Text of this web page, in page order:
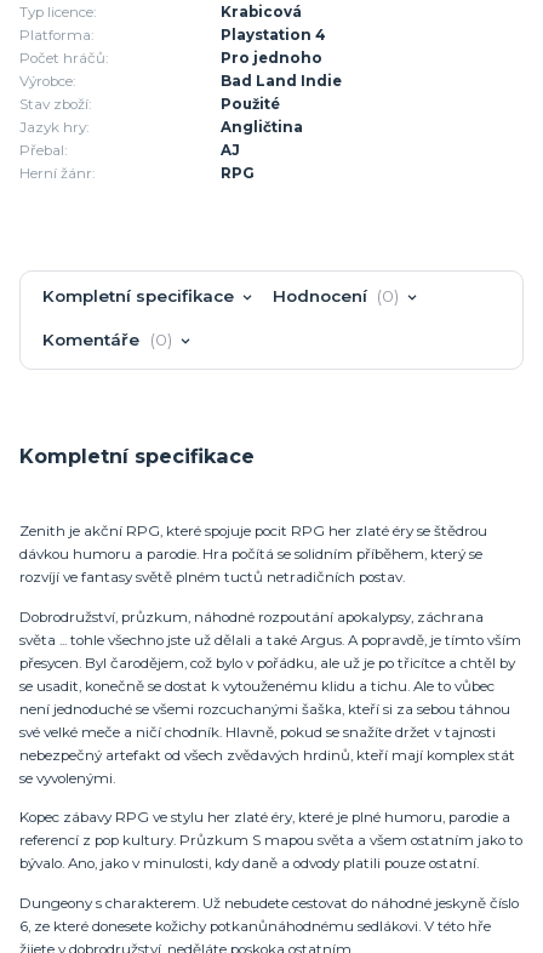
Typ licence:
Krabicová
Platforma:
Playstation 4
Počet hráčů:
Pro jednoho
Výrobce:
Bad Land Indie
Stav zboží:
Použité
Jazyk hry:
Angličtina
Přebal:
AJ
Herní žánr:
RPG
Kompletní specifikace Hodnocení 0
Komentáře 0
Kompletní specifikace
Zenith je akční RPG, které spojuje pocit RPG her zlaté éry se štědrou
dávkou humoru a parodie. Hra počítá se solidním příběhem, který se
rozvíjí ve fantasy světě plném tuctů netradičních postav.
Dobrodružství, průzkum, náhodné rozpoutání apokalypsy, záchrana
světa ... tohle všechno jste už dělali a také Argus. A popravdě, je tímto vším
přesycen. Byl čarodějem, což bylo v pořádku, ale už je po třicítce a chtěl by
se usadit, konečně se dostat k vytouženému klidu a tichu. Ale to vůbec
není jednoduché se všemi rozcuchanými šaška, kteří si za sebou táhnou
své velké meče a ničí chodník. Hlavně, pokud se snažíte držet v tajnosti
nebezpečný artefakt od všech zvědavých hrdinů, kteří mají komplex stát
se vyvolenými.
Kopec zábavy RPG ve stylu her zlaté éry, které je plné humoru, parodie a
referencí z pop kultury. Průzkum S mapou světa a všem ostatním jako to
bývalo. Ano, jako v minulosti, kdy daně a odvody platili pouze ostatní.
Dungeony s charakterem. Už nebudete cestovat do náhodné jeskyně číslo
6, ze které donesete kožichy potkanůnáhodnému sedlákovi. V této hře
žijete v dobrodružství, neděláte poskoka ostatním.